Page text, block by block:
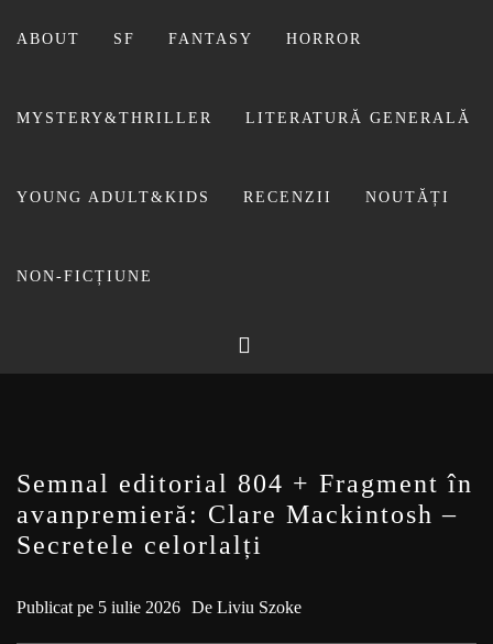
ABOUT SF FANTASY HORROR
MYSTERY&THRILLER LITERATURĂ GENERALĂ
YOUNG ADULT&KIDS RECENZII NOUTĂȚI
NON-FICȚIUNE
LIVIU
Semnal editorial 804 + Fragment în
avanpremieră: Clare Mackintosh –
Secretele celorlalți
Publicat pe 5 iulie 2026 De Liviu Szoke